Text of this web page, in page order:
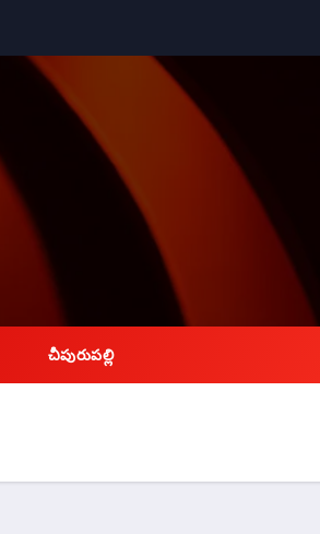
చీపురుపల్లి